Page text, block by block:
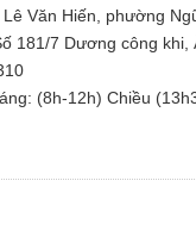
Lê Văn Hiến, phường
181/7 Dương công khi,
(8h-12h) Chiều